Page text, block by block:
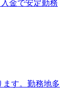
金で安定勤務
す。勤務地多